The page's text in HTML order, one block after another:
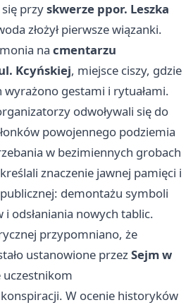
przyskwerze ppor. Leszka
złożył pierwsze wiązanki.
na cmentarzu
Kcyńskiej, miejsce ciszy, gdzie
wyrażono gestami i rytuałami.
odwoływali się do
powojennego podziemia
w bezimiennych grobach
znaczenie jawnej pamięci i
demontażu symboli
odsłaniania nowych tablic.
przypomniano, że
ustanowione przezSejm w
uczestnikom
W ocenie historyków